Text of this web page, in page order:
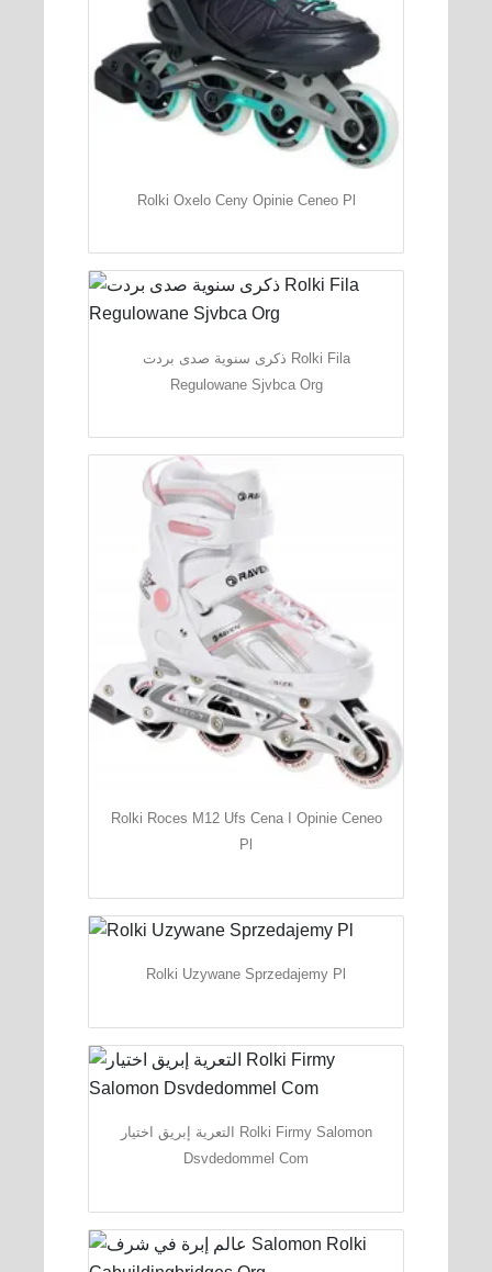
Rolki Oxelo Ceny Opinie Ceneo Pl
ذكرى سنوية صدى بردت Rolki Fila
Regulowane Sjvbca Org
Rolki Roces M12 Ufs Cena I Opinie Ceneo
Pl
Rolki Uzywane Sprzedajemy Pl
التعرية إبريق اختيار Rolki Firmy Salomon
Dsvdedommel Com